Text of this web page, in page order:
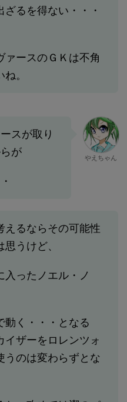
ざるを得ない・・・
ァースのＧＫは不角
。
スが取り
が
やえちゃん
えるならその可能性
うけど、
入ったノエル・ノ
動く・・・となる
イザーをロレンツォ
うのは変わらずとな